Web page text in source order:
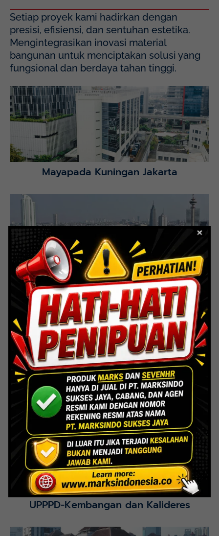
Setiap proyek kami hadirkan dengan
presisi, efisiensi, dan sentuhan estetika.
Mengintegrasikan inovasi material
bangunan untuk menciptakan solusi yang
fungsional dan berdaya tahan tinggi.
Mayapada Hospital Kuningan (MHKN), Kuningan, Jakarta
Selatan.
Lihat Detail Proyek
Mayapada Kuningan Jakarta
Lihat Detail Proyek
Indoor Multifunction Stadium (FIBA)
Senayan
Lihat Detail Proyek
Interior Bank BTN Jatimurni, Bekasi
Lihat Detail Proyek
UPPPD-Kembangan dan Kalideres